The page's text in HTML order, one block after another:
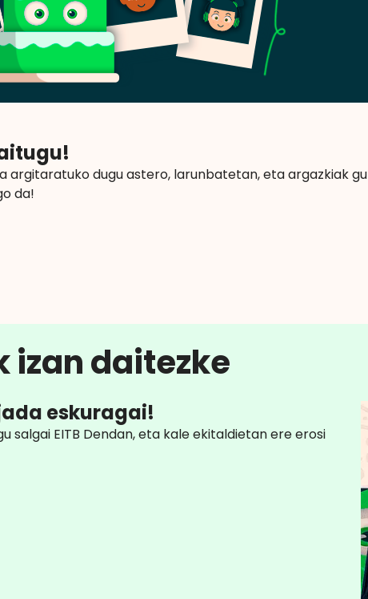
argitaratuko dugu astero, larunbatetan, eta argazkiak
da!
izan daitezke
eskuragai!
salgai EITB Dendan, eta kale ekitaldietan ere erosi